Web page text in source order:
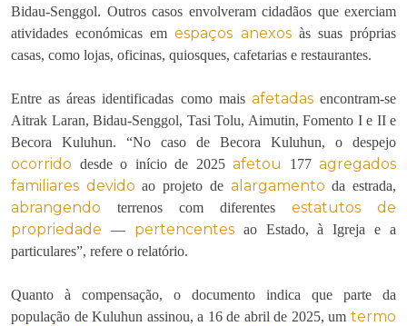
Bidau-Senggol. Outros casos envolveram cidadãos que exerciam
atividades económicas emespaços anexosàs suas próprias
casas, como lojas, oficinas, quiosques, cafetarias e restaurantes.
Entre as áreas identificadas como mais afetadasencontram-se
Aitrak Laran, Bidau-Senggol, Tasi Tolu, Aimutin, Fomento I e II e
Becora Kuluhun. “No caso de Becora Kuluhun, o despejo
ocorrido desde o início de 2025 afetou 177 agregados
familiares devido ao projeto de alargamento da estrada,
abrangendo terrenos com diferentes estatutos de
propriedade — pertencentesao Estado, à Igreja e a
particulares”, refere o relatório.
Quanto à compensação, o documento indica que parte da
população de Kuluhun assinou, a 16 de abril de 2025, um termo